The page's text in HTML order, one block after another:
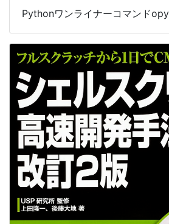
Pythonワンライナーコマンド